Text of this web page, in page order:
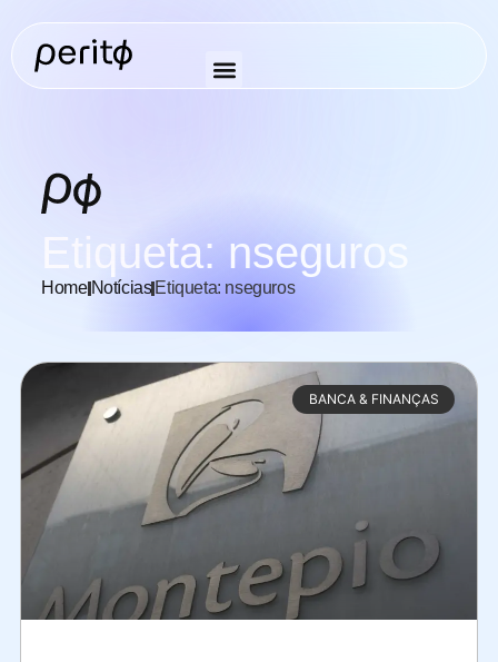
Etiqueta: nseguros
HomeNotícias Etiqueta: nseguros
BANCA & FINANÇAS